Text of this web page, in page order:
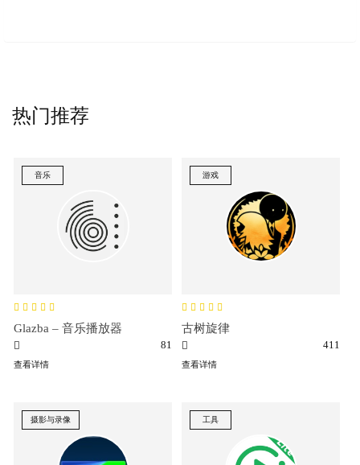
热门推荐
音乐
Glazba – 音乐播放器
81
查看详情
游戏
古树旋律
411
查看详情
摄影与录像 工具